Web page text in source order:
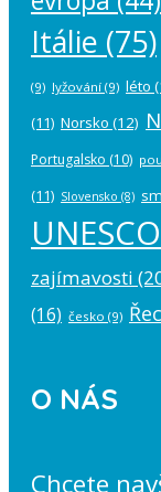
Itálie (75)
(9) lyžování (9) léto
(11) Norsko (12)
Portugalsko (10)
(11) Slovensko (8)
UNESCO
zajímavosti
(16) česko (9)
O NÁS
Chcete